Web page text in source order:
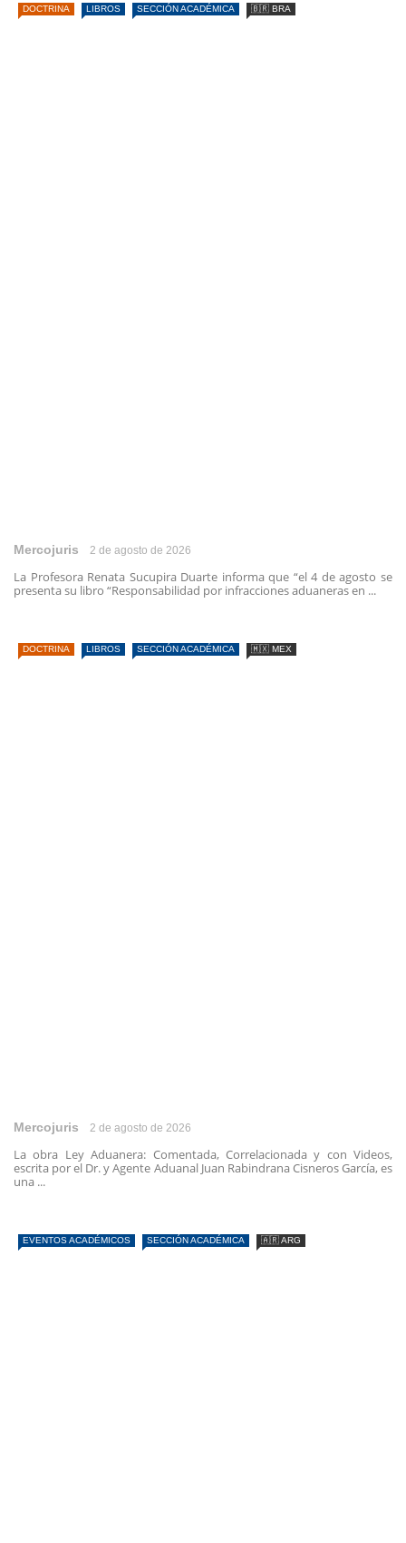
DOCTRINA LIBROS SECCIÓN ACADÉMICA 🇧🇷 BRA
Mercojuris 2 de agosto de 2026
La Profesora Renata Sucupira Duarte informa que “el 4 de agosto se
presenta su libro “Responsabilidad por infracciones aduaneras en ...
DOCTRINA LIBROS SECCIÓN ACADÉMICA 🇲🇽 MEX
Mercojuris 2 de agosto de 2026
La obra Ley Aduanera: Comentada, Correlacionada y con Videos,
escrita por el Dr. y Agente Aduanal Juan Rabindrana Cisneros García, es
una ...
EVENTOS ACADÉMICOS SECCIÓN ACADÉMICA 🇦🇷 ARG